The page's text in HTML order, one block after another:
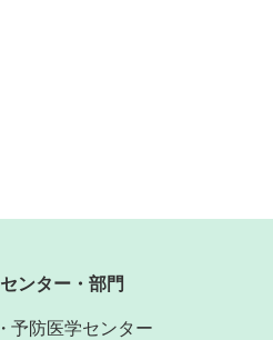
センター・部門
予防医学センター